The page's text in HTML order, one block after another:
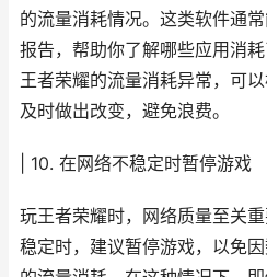
的流量消耗情况。这类软件通
报告，帮助你了解哪些应用消
王者荣耀的流量消耗异常，可
及时做出改变，避免浪费。
| 10. 在网络不稳定时暂停游戏
玩王者荣耀时，网络质量至关
稳定时，建议暂停游戏，以免